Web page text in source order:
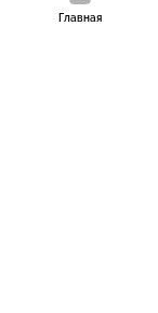
Главная